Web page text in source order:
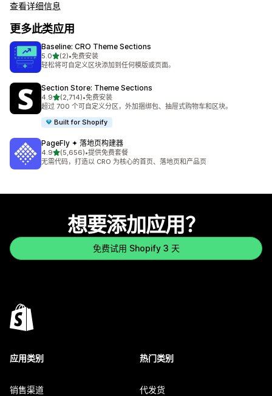
查看详细信息
更多此类应用
Baseline: CRO Theme Sections
5.0星（满分 5 星）
(2)
总共 2 条评论
•免费安装
轻松将可自定义区块添加到任何模版或页面。
Section Store: Theme Sections
4.9星（满分 5 星）
(2,714)
总共 2714 条评论
•免费安装
超过 700 个可自定义分区，外加捆绑包、抽屉式购物车和区块。
Built for Shopify
PageFly ✦ 落地页构建器
4.9星（满分 5 星）
(5,656)
总共 5656 条评论
•提供免费套餐
无需代码，打造以 CRO 为核心的首页、落地页和产品页
想要添加应用？
免费试用 Shopify 3 天
应用类别
销售渠道
热门类别
代发货